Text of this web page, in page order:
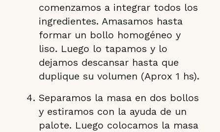
comenzamos a integrar todos los
ingredientes. Amasamos hasta
formar un bollo homogéneo y
liso. Luego lo tapamos y lo
dejamos descansar hasta que
duplique su volumen (Aprox 1 hs).
Separamos la masa en dos bollos
y estiramos con la ayuda de un
palote. Luego colocamos la masa